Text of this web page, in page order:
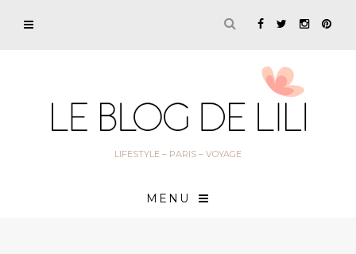
LIFESTYLE – PARIS – VOYAGE
MENU